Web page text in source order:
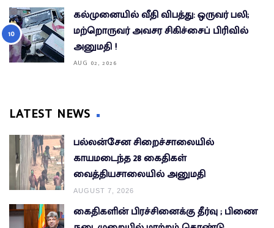
கல்முனையில் வீதி விபத்து: ஒருவர் பலி;
மற்றொருவர் அவசர சிகிச்சைப் பிரிவில்
அனுமதி !
AUG 02, 2026
LATEST NEWS
பல்லன்சேன சிறைச்சாலையில்
காயமடைந்த 28 கைதிகள்
வைத்தியசாலையில் அனுமதி
AUGUST 7, 2026
கைதிகளின் பிரச்சினைக்கு தீர்வு ; பிணை